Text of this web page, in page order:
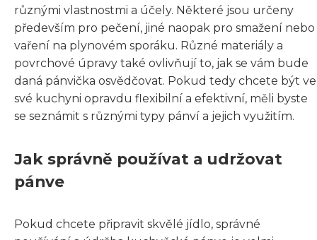
různými vlastnostmi a účely. Některé jsou určeny
především pro pečení, jiné naopak pro smažení nebo
vaření na plynovém sporáku. Různé materiály a
povrchové úpravy také ovlivňují to, jak se vám bude
daná pánvička osvědčovat. Pokud tedy chcete být ve
své kuchyni opravdu flexibilní a efektivní, měli byste
se seznámit s různými typy pánví a jejich využitím.
Jak správně používat a udržovat
pánve
Pokud chcete připravit skvělé jídlo, správné